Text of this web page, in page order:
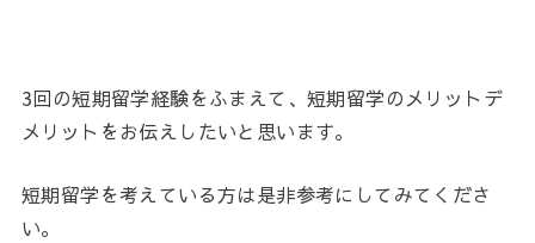
3回の短期留学経験をふまえて、短期留学のメリットデ
メリットをお伝えしたいと思います。
短期留学を考えている方は是非参考にしてみてくださ
い。